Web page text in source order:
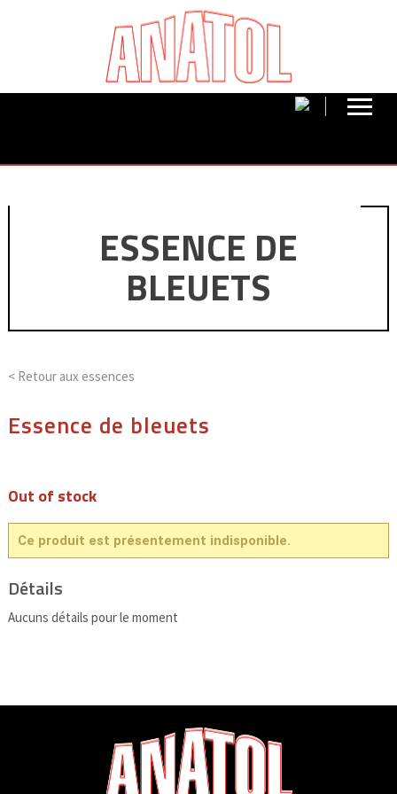
ESSENCE DE
BLEUETS
< Retour aux essences
Essence de bleuets
Out of stock
Ce produit est présentement indisponible.
Détails
Aucuns détails pour le moment